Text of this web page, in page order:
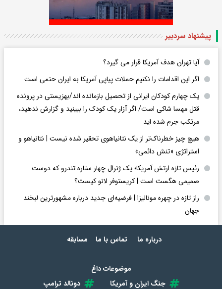
پیشنهاد سردبیر
آیا تهران هدف آمریکا قرار می گیرد؟
اگر این اقدامات را نکنیم حملات پیاپی آمریکا به ایران حتمی است
یک چهارم کودکان ایرانی از تحصیل بازمانده اند/بهزیستی در پرونده
قتل مهسا شاکی است/ اگر آزار یک کودک را ببینید و گزارش ندهید،
مرتکب جرم شده اید
هیچ چیز خطرناک‌تر از یک نتانیاهوی تحقیر شده نیست | نتانیاهو و
استراتژی «تنش دائمی»
رئیس تازه ارتش آمریکا؛ یک ژنرال چهار ستاره تندرو که دوست
صمیمی هگست است | کریستوفر لانو کیست؟
راز تازه در چهره مونالیزا | فرضیه‌ای جدید درباره مشهورترین لبخند
جهان
درباره ما تماس با ما مسابقه
موضوعات داغ
جنگ ایران و آمریکا
دونالد ترامپ